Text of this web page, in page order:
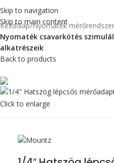
Skip to navigation
Skip to main content
Kezdőlap Nyomaték
Nyomaték csavarkötés
alkatrészeik
Back to products
Click to enlarge